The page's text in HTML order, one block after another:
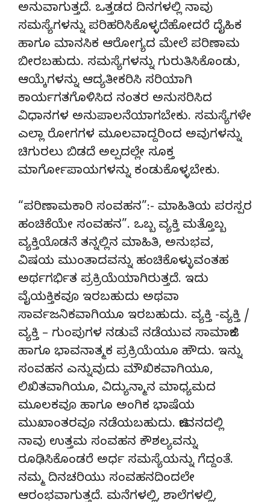
ಅನುವಾಗುತ್ತದೆ. ಒತ್ತಡದ ದಿನಗಳಲ್ಲಿ ನಾವು
ಸಮಸ್ಯೆಗಳನ್ನು ಪರಿಹರಿಸಿಕೊಳ್ಳದೆಹೋದರೆ ದೈಹಿಕ
ಹಾಗೂ ಮಾನಸಿಕ ಆರೋಗ್ಯದ ಮೇಲೆ ಪರಿಣಾಮ
ಬೀರಬಹುದು. ಸಮಸ್ಯೆಗಳನ್ನು ಗುರುತಿಸಿಕೊಂಡು,
ಆಯ್ಕೆಗಳನ್ನು ಆದ್ಯತೀಕರಿಸಿ ಸರಿಯಾಗಿ
ಕಾರ್ಯಗತಗೊಳಿಸಿದ ನಂತರ ಅನುಸರಿಸಿದ
ವಿಧಾನಗಳ ಅನುಪಾಲನೆಯಾಗಬೇಕು. ಸಮಸ್ಯೆಗಳೇ
ಎಲ್ಲಾ ರೋಗಗಳ ಮೂಲವಾದ್ದರಿಂದ ಅವುಗಳನ್ನು
ಚಿಗುರಲು ಬಿಡದೆ ಅಲ್ಪದಲ್ಲೇ ಸೂಕ್ತ
ಮಾರ್ಗೋಪಾಯಗಳನ್ನು ಕಂಡುಕೊಳ್ಳಬೇಕು.
“ಪರಿಣಾಮಕಾರಿ ಸಂವಹನ”:- ಮಾಹಿತಿಯ ಪರಸ್ಪರ
ಹಂಚಿಕೆಯೇ ಸಂವಹನ”. ಒಬ್ಬ ವ್ಯಕ್ತಿ ಮತ್ತೊಬ್ಬ
ವ್ಯಕ್ತಿಯೊಡನೆ ತನ್ನಲ್ಲಿನ ಮಾಹಿತಿ, ಅನುಭವ,
ವಿಷಯ ಮುಂತಾದವನ್ನು ಹಂಚಿಕೊಳ್ಳುವಂತಹ
ಅರ್ಥಗರ್ಭಿತ ಪ್ರಕ್ರಿಯೆಯಾಗಿರುತ್ತದೆ. ಇದು
ವೈಯಕ್ತಿಕವೂ ಇರಬಹುದು ಅಥವಾ
ಸಾರ್ವಜನಿಕವಾಗಿಯೂ ಇರಬಹುದು. ವ್ಯಕ್ತಿ -ವ್ಯಕ್ತಿ /
ವ್ಯಕ್ತಿ – ಗುಂಪುಗಳ ನಡುವೆ ನಡೆಯುವ ಸಾಮಾಜಿಕ
ಹಾಗೂ ಭಾವನಾತ್ಮಕ ಪ್ರಕ್ರಿಯೆಯೂ ಹೌದು. ಇನ್ನು
ಸಂವಹನ ಎನ್ನುವುದು ಮೌಖಿಕವಾಗಿಯೂ,
ಲಿಖಿತವಾಗಿಯೂ, ವಿದ್ಯುನ್ಮಾನ ಮಾಧ್ಯಮದ
ಮೂಲಕವೂ ಹಾಗೂ ಅಂಗಿಕ ಭಾಷೆಯ
ಮುಖಾಂತರವೂ ನಡೆಯಬಹುದು. ಜೀವನದಲ್ಲಿ
ನಾವು ಉತ್ತಮ ಸಂವಹನ ಕೌಶಲ್ಯವನ್ನು
ರೂಢಿಸಿಕೊಂಡರೆ ಅರ್ಧ ಸಮಸ್ಯೆಯನ್ನು ಗೆದ್ದಂತೆ.
ನಮ್ಮ ದಿನಚರಿಯು ಸಂವಹನದಿಂದಲೇ
ಆರಂಭವಾಗುತ್ತದೆ. ಮನೆಗಳಲ್ಲಿ, ಶಾಲೆಗಳಲ್ಲಿ,